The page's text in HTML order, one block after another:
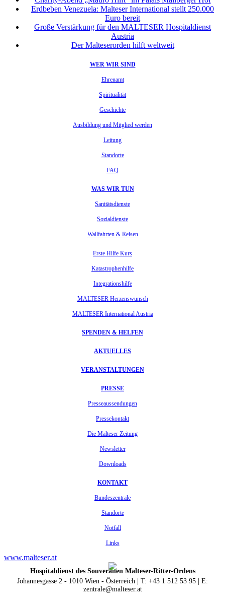
Erdbeben Venezuela: Malteser International stellt 250.000
Euro bereit
Große Verstärkung für den MALTESER Hospitaldienst
Austria
Der Malteserorden hilft weltweit
WER WIR SIND
Ehrenamt
Spiritualität
Geschichte
Ausbildung und Mitglied werden
Leitung
Standorte
FAQ
WAS WIR TUN
Sanitätsdienste
Sozialdienste
Wallfahrten & Reisen
Erste Hilfe Kurs
Katastrophenhilfe
Integrationshilfe
MALTESER Herzenswunsch
MALTESER International Austria
SPENDEN & HELFEN
AKTUELLES
VERANSTALTUNGEN
PRESSE
Presseaussendungen
Pressekontakt
Die Malteser Zeitung
Newsletter
Downloads
KONTAKT
Bundeszentrale
Standorte
Notfall
Links
www.malteser.at
Hospitaldienst des Souveränen Malteser-Ritter-Ordens
Johannesgasse 2 - 1010 Wien - Österreich | T: +43 1 512 53 95 | E:
zentrale@malteser.at